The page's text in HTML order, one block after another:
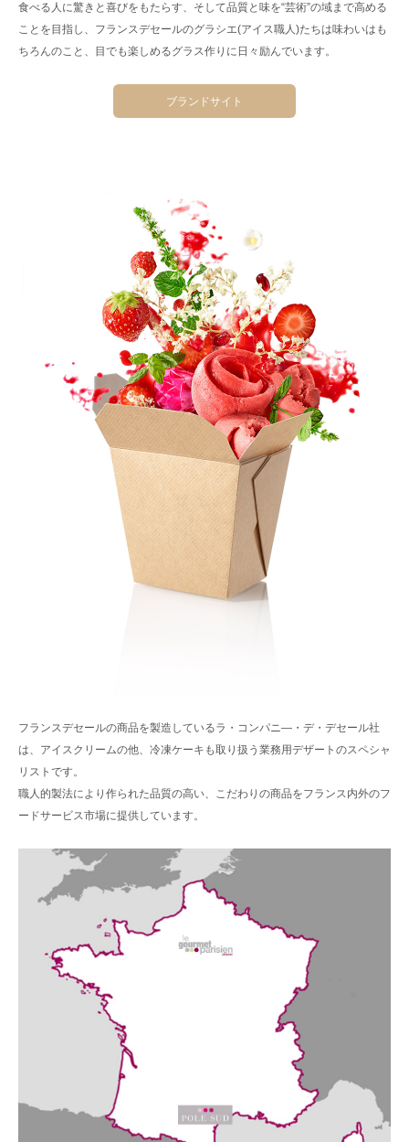
食べる人に驚きと喜びをもたらす、そして品質と味を“芸術”の域まで高める
ことを目指し、フランスデセールのグラシエ(アイス職人)たちは味わいはも
ちろんのこと、目でも楽しめるグラス作りに日々励んでいます。
ブランドサイト
フランスデセールの商品を製造しているラ・コンパニ―・デ・デセール社
は、アイスクリームの他、冷凍ケーキも取り扱う業務用デザートのスペシャ
リストです。
職人的製法により作られた品質の高い、こだわりの商品をフランス内外のフ
ードサービス市場に提供しています。